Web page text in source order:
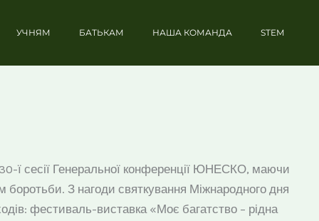
УЧНЯМ БАТЬКАМ НАША КОМАНДА STEM
30-ї сесії Генеральної конференції ЮНЕСКО, маючи
боротьби. З нагоди святкування Міжнародного дня
фестиваль-виставка «Моє багатство – рідна